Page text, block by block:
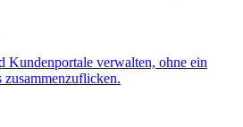
Kundenportale verwalten, ohne ein
zusammenzuflicken.